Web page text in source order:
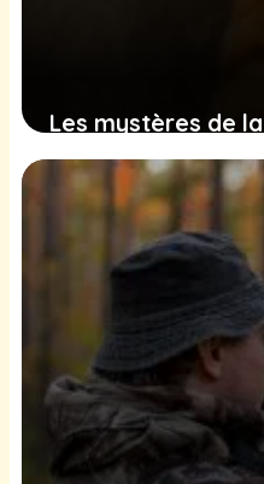
Les mystères de
les chats
une exploration
4 janvier 2025